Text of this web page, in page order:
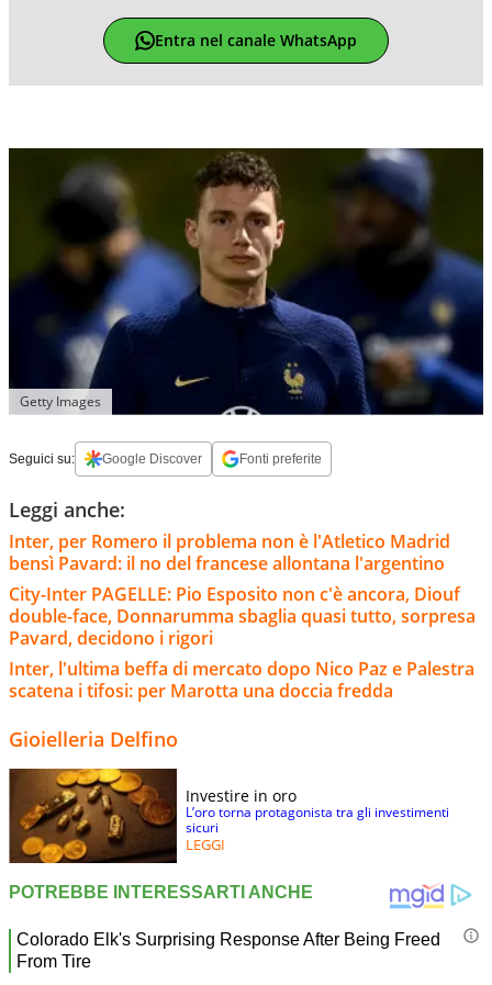
Entra nel canale WhatsApp
Getty Images
Seguici su: Google Discover Fonti preferite
Leggi anche:
Inter, per Romero il problema non è l'Atletico Madrid
bensì Pavard: il no del francese allontana l'argentino
City-Inter PAGELLE: Pio Esposito non c'è ancora, Diouf
double-face, Donnarumma sbaglia quasi tutto, sorpresa
Pavard, decidono i rigori
Inter, l'ultima beffa di mercato dopo Nico Paz e Palestra
scatena i tifosi: per Marotta una doccia fredda
Gioielleria Delfino
Investire in oro
L’oro torna protagonista tra gli investimenti
sicuri
LEGGI